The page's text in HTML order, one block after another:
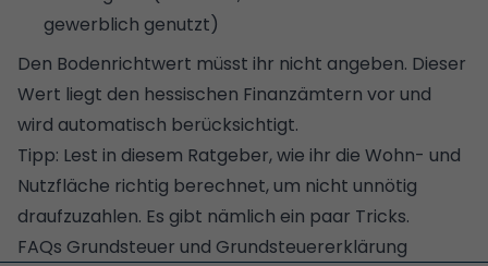
gewerblich genutzt)
Den Bodenrichtwert müsst ihr nicht angeben. Dieser
Wert liegt den hessischen Finanzämtern vor und
wird automatisch berücksichtigt.
Tipp: Lest in diesem Ratgeber, wie ihr die Wohn- und
Nutzfläche richtig berechnet, um nicht unnötig
draufzuzahlen. Es gibt nämlich ein paar Tricks.
FAQs Grundsteuer und Grundsteuererklärung